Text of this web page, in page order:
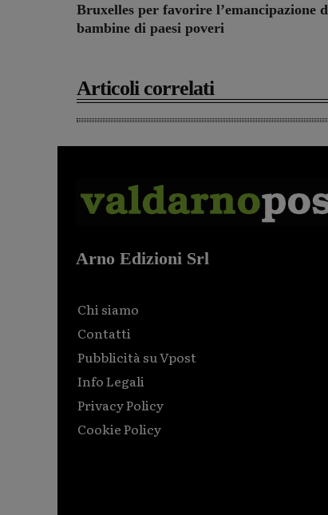
Bruxelles per favorire l’emancipazione
bambine di paesi poveri
Articoli correlati
Arno Edizioni Srl
Chi siamo
Contatti
Pubblicità su Vpost
Info Legali
Privacy Policy
Cookie Policy